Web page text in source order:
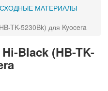
МАТЕРИАЛЫ
TK-5230Bk) для Kyocera
Black (HB-TK-